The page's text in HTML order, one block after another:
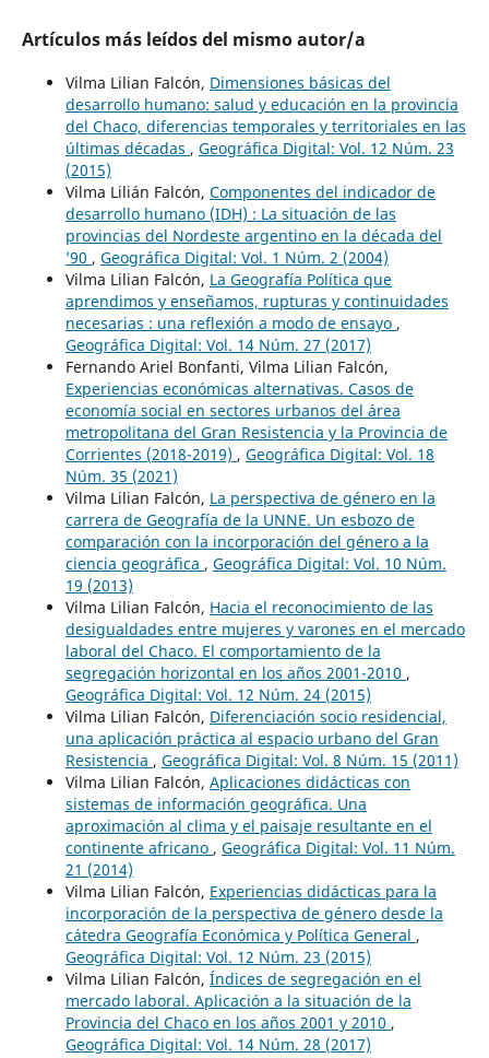
Artículos más leídos del mismo autor/a
Vilma Lilian Falcón, Dimensiones básicas del
desarrollo humano: salud y educación en la provincia
del Chaco, diferencias temporales y territoriales en las
últimas décadas , Geográfica Digital: Vol. 12 Núm. 23
(2015)
Vilma Lilián Falcón, Componentes del indicador de
desarrollo humano (IDH) : La situación de las
provincias del Nordeste argentino en la década del
’90 , Geográfica Digital: Vol. 1 Núm. 2 (2004)
Vilma Lilian Falcón, La Geografía Política que
aprendimos y enseñamos, rupturas y continuidades
necesarias : una reflexión a modo de ensayo ,
Geográfica Digital: Vol. 14 Núm. 27 (2017)
Fernando Ariel Bonfanti, Vilma Lilian Falcón,
Experiencias económicas alternativas. Casos de
economía social en sectores urbanos del área
metropolitana del Gran Resistencia y la Provincia de
Corrientes (2018-2019) , Geográfica Digital: Vol. 18
Núm. 35 (2021)
Vilma Lilian Falcón, La perspectiva de género en la
carrera de Geografía de la UNNE. Un esbozo de
comparación con la incorporación del género a la
ciencia geográfica , Geográfica Digital: Vol. 10 Núm.
19 (2013)
Vilma Lilian Falcón, Hacia el reconocimiento de las
desigualdades entre mujeres y varones en el mercado
laboral del Chaco. El comportamiento de la
segregación horizontal en los años 2001-2010 ,
Geográfica Digital: Vol. 12 Núm. 24 (2015)
Vilma Lilian Falcón, Diferenciación socio residencial,
una aplicación práctica al espacio urbano del Gran
Resistencia , Geográfica Digital: Vol. 8 Núm. 15 (2011)
Vilma Lilian Falcón, Aplicaciones didácticas con
sistemas de información geográfica. Una
aproximación al clima y el paisaje resultante en el
continente africano , Geográfica Digital: Vol. 11 Núm.
21 (2014)
Vilma Lilian Falcón, Experiencias didácticas para la
incorporación de la perspectiva de género desde la
cátedra Geografía Económica y Política General ,
Geográfica Digital: Vol. 12 Núm. 23 (2015)
Vilma Lilian Falcón, Índices de segregación en el
mercado laboral. Aplicación a la situación de la
Provincia del Chaco en los años 2001 y 2010 ,
Geográfica Digital: Vol. 14 Núm. 28 (2017)